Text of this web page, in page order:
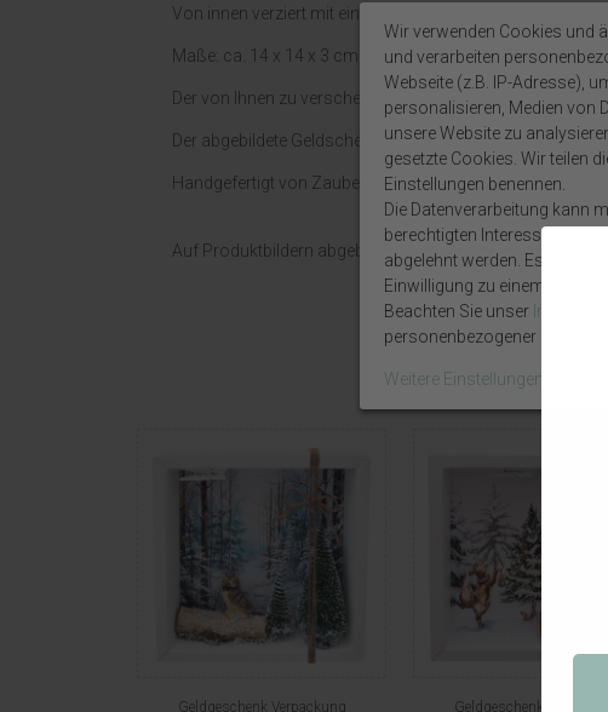
Von innen verziert mit einem weihnachtlichen Bild, einem
Maße: ca. 14 x 14 x 3 cm.
Der von Ihnen zu verschenkende Geldschein wird
Der abgebildete Geldschein ist nur eine Kopie, somit
Handgefertigt von ZauberDeko.
Auf Produktbildern abgebildetes Zubehör sowie
Geldgeschenk Verpackung
Geldgeschenk
Wir verwenden Cookies und
und verarbeiten
Webseite (z.B. IP-Adresse),
personalisieren, Medien von
unsere Website zu
gesetzte Cookies. Wir teilen
Einstellungen benennen.
Die Datenverarbeitung kann
berechtigten Interesses
abgelehnt werden. Es
Einwilligung zu einem
Beachten Sie unser
personenbezogener Daten in
Weitere Einstellungen